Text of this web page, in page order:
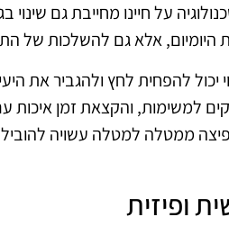
על חיינו מחייבת גם שינוי
היומיום, אלא גם להשלכות של
יכול להפחית לחץ ולהגביר את
למשימות, והקצאת זמן איכות
ממטלה למטלה עשויה להוביל
ופיזית